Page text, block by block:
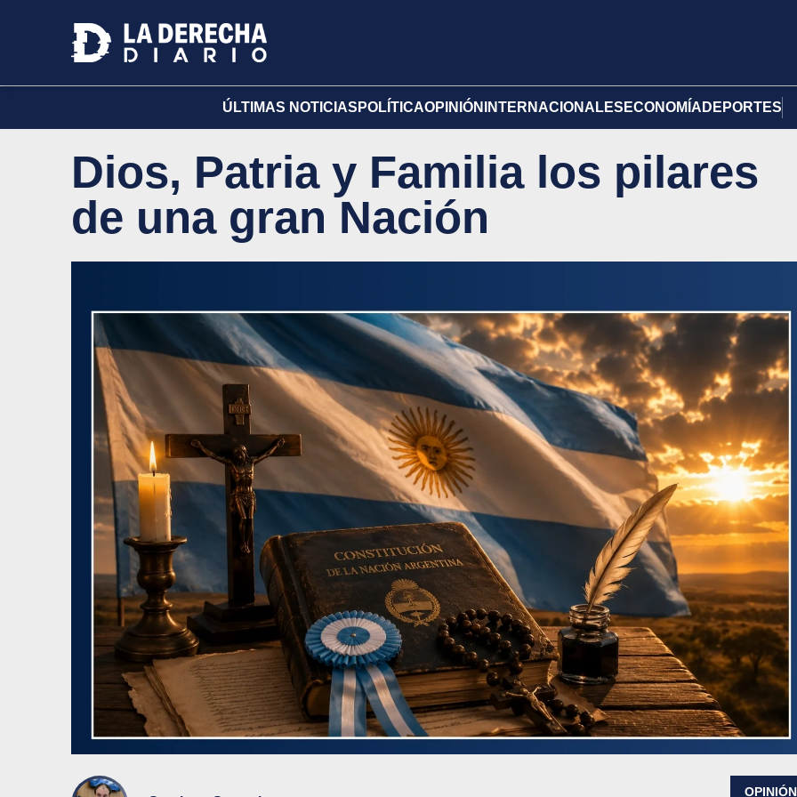
ÚLTIMAS NOTICIAS POLÍTICAOPINIÓN INTERNACIONALES ECONOMÍA DEPORTES
Dios, Patria y Familia los pilares
de una gran Nación
OPINIÓN